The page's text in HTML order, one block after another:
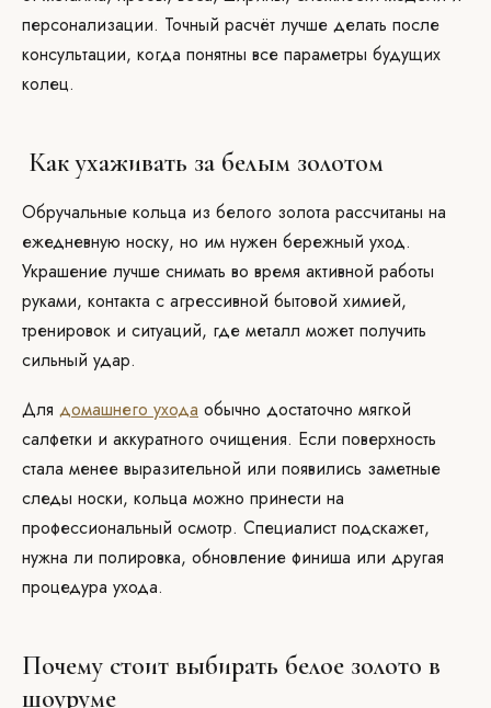
персонализации. Точный расчёт лучше делать после
консультации, когда понятны все параметры будущих
колец.
Как ухаживать за белым золотом
Обручальные кольца из белого золота рассчитаны на
ежедневную носку, но им нужен бережный уход.
Украшение лучше снимать во время активной работы
руками, контакта с агрессивной бытовой химией,
тренировок и ситуаций, где металл может получить
сильный удар.
Для домашнего ухода обычно достаточно мягкой
салфетки и аккуратного очищения. Если поверхность
стала менее выразительной или появились заметные
следы носки, кольца можно принести на
профессиональный осмотр. Специалист подскажет,
нужна ли полировка, обновление финиша или другая
процедура ухода.
Почему стоит выбирать белое золото в
шоуруме